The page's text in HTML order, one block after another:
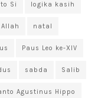
Si logika kasih
natal
Paus Leo ke-XIV
sabda Salib
Agustinus Hippo